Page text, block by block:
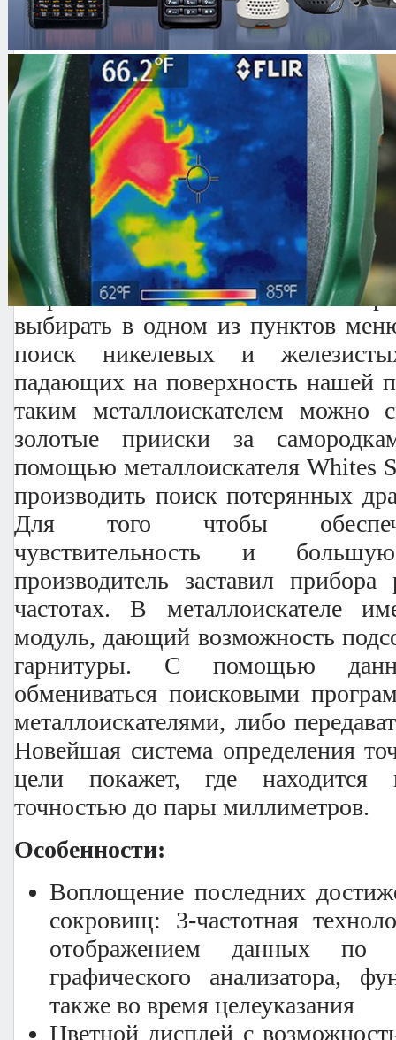
Описание:
Металлоискатель Whites
профессиональной технике.
требует от поисковика
аналогичными
имеется русскоязычное меню,
не очень часто.
благодаря чему восприятие
как никогда. В металлоискателе
встроено множество поисковых
выбирать в одном из пунктов
поиск никелевых и
падающих на поверхность нашей
таким металлоискателем можно
золотые прииски за
помощью металлоискателя Whites
производить поиск потерянных
Для того чтобы
чувствительность и
производитель заставил
частотах. В металлоискателе
модуль, дающий возможность
гарнитуры. С помощью
обмениваться поисковыми
металлоискателями, либо
Новейшая система определения
цели покажет, где находится
точностью до пары миллиметров.
Особенности:
Воплощение последних
сокровищ: 3-частотная
отображением данных
графического анализатора,
также во время целеуказания
Цветной дисплей с